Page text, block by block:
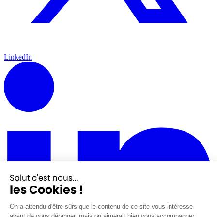
LinkedIn
Salut c'est nous...
les Cookies !
On a attendu d'être sûrs que le contenu de ce site vous intéresse
avant de vous déranger, mais on aimerait bien vous accompagner